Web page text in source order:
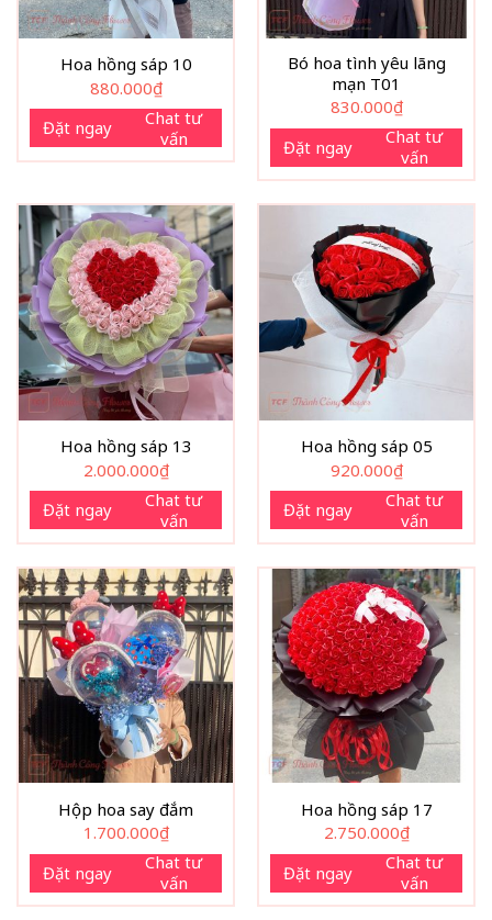
Hoa hồng sáp 10
880.000₫
Đặt ngay
Chat tư
vấn
Bó hoa tình yêu lãng
mạn T01
830.000₫
Đặt ngay
Chat tư
vấn
Hoa hồng sáp 13
2.000.000₫
Đặt ngay
Chat tư
vấn
Hoa hồng sáp 05
920.000₫
Đặt ngay
Chat tư
vấn
Hộp hoa say đắm
1.700.000₫
Đặt ngay
Chat tư
vấn
Hoa hồng sáp 17
2.750.000₫
Đặt ngay
Chat tư
vấn